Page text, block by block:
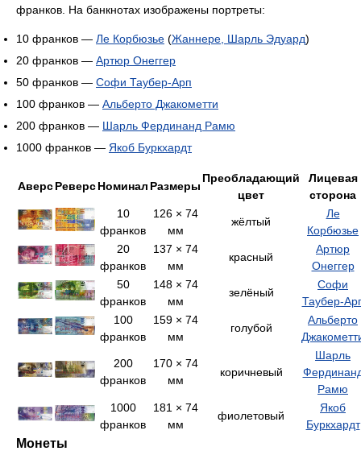
франков. На банкнотах изображены портреты:
10 франков — Ле Корбюзье (Жаннере, Шарль Эдуард)
20 франков — Артюр Онеггер
50 франков — Софи Таубер-Арп
100 франков — Альберто Джакометти
200 франков — Шарль Фердинанд Рамю
1000 франков — Якоб Буркхардт
АверсРеверсНоминал Размеры
Преобладающий
цвет
Лицевая
сторона
10
франков
126 × 74
мм
жёлтый
Ле
Корбюзье
20
франков
137 × 74
мм
красный
Артюр
Онеггер
50
франков
148 × 74
мм
зелёный
Софи
Таубер-
100
франков
159 × 74
мм
голубой
Альберто
200
франков
170 × 74
мм
коричневый
Шарль
Рамю
1000
франков
181 × 74
мм
фиолетовый
Якоб
Буркхардт
Монеты